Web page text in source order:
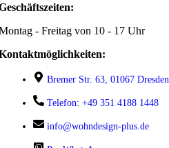
- Freitag von 10 - 17 Uhr
Bremer Str. 63, 01067 Dresden
Telefon: +49 351 4188 1448
info@wohndesign-plus.de